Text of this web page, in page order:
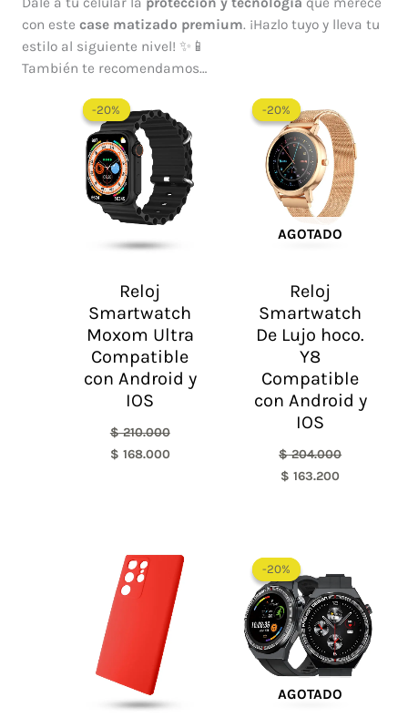
con este case matizado premium. ¡Hazlo tuyo y lleva tu
estilo al siguiente nivel! ✨📱
También te recomendamos…
-20%
-20%
Reloj
Smartwatch
Moxom Ultra
Compatible
con Android y
IOS
$210.000
precio
original
era:
$ 210.000.
$ 168.000
actual
es:
$ 168.000.
-20%
AGOTADO
-20%
Reloj
Smartwatch
De Lujo hoco.
Y8
Compatible
con Android y
IOS
$204.000
precio
original
era:
$ 204.000.
$ 163.200
actual
es:
$ 163.200.
-20%
AGOTADO
-20%precio
original
era:
$ 185.000.
actual
es:
$ 148.000.